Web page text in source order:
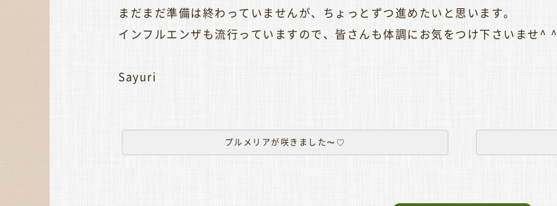
まだまだ準備は終わっていませんが、ちょっとずつ進めたいと思います。
インフルエンザも流行っていますので、皆さんも体調にお気をつけ下さいませ^ ^
Sayuri
プルメリアが咲きました〜♡